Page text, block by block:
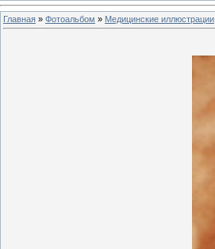
Главная » Фотоальбом » Медицинские иллюстрации